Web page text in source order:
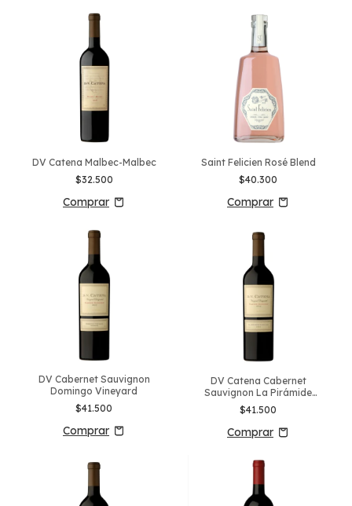
DV Catena Malbec-Malbec
$32.500
Saint Felicien Rosé Blend
$40.300
DV Cabernet Sauvignon
Domingo Vineyard
$41.500
DV Catena Cabernet
Sauvignon La Pirámide
Vineyard
$41.500